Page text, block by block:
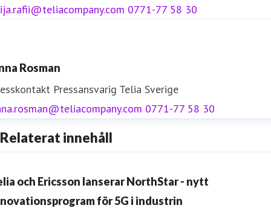
0771-77 58 30
Rosman
Pressansvarig Telia Sverige
0771-77 58 30
Relaterat innehåll
och Ericsson lanserar NorthStar - nytt
för 5G i industrin